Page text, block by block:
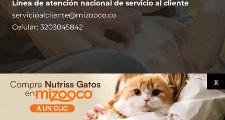
x
Línea de atención nacional de servicio al cliente
servicioalcliente@mizooco.co
Celular: 3203045842